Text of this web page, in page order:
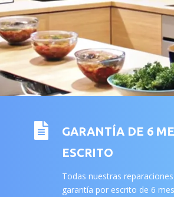

GARANTÍA DE 6
ESCRITO
Todas nuestras
garantía por escrito de 6